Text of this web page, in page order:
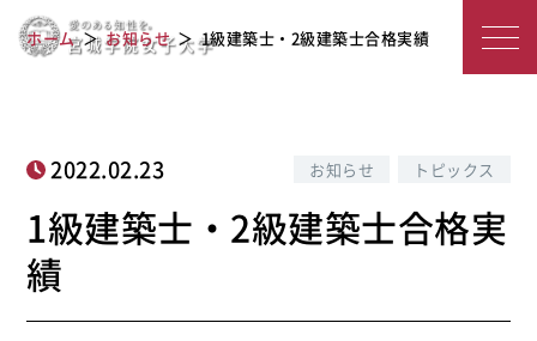
宮
女
大
1級建築士・2級建築士合格実績
ホーム お知らせ 1級建築士・2級建築士合格実績
2022.02.23 お知らせ トピックス
1級建築士・2級建築士合格実
績